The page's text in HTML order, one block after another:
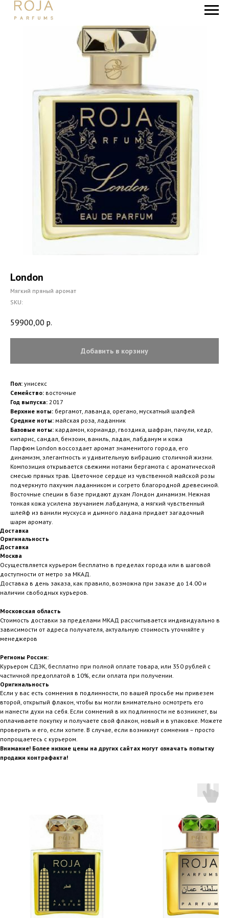
London
Мягкий пряный аромат
SKU:
59900,00 р.
Добавить в корзину
Пол: унисекс
Семейство: восточные
Год выпуска: 2017
Верхние ноты: бергамот, лаванда, орегано, мускатный шалфей
Средние ноты: майская роза, ладанник
Базовые ноты: кардамон, кориандр, гвоздика, шафран, пачули, кедр,
кипарис, сандал, бензоин, ваниль, ладан, лабданум и кожа
Парфюм London воссоздает аромат знаменитого города, его
динамизм, элегантность и удивительную вибрацию столичной жизни.
Композиция открывается свежими нотами бергамота с ароматической
смесью пряных трав. Цветочное сердце из чувственной майской розы
подчеркнуто пахучим ладанником и согрето благородной древесиной.
Восточные специи в базе придают духам Лондон динамизм. Нежная
тонкая кожа усилена звучанием лабданума, а мягкий чувственный
шлейф из ванили мускуса и дымного ладана придает загадочный
шарм аромату.
Доставка
Оригинальность
Доставка
Москва
Осуществляется курьером бесплатно в пределах города или в шаговой
доступности от метро за МКАД.
Доставка в день заказа, как правило, возможна при заказе до 14.00 и
наличии свободных курьеров.
Московская область
Стоимость доставки за пределами МКАД рассчитывается индивидуально в
зависимости от адреса получателя, актуальную стоимость уточняйте у
менеджеров
Регионы России:
Курьером СДЭК, бесплатно при полной оплате товара, или 350 рублей с
частичной предоплатой в 10%, если оплата при получении.
Оригинальность
Если у вас есть сомнения в подлинности, по вашей просьбе мы привезем
второй, открытый флакон, чтобы вы могли внимательно осмотреть его
и нанести духи на себя. Если сомнений в их подлинности не возникнет, вы
оплачиваете покупку и получаете свой флакон, новый и в упаковке. Можете
проверить и его, если хотите. В случае, если возникнут сомнения – просто
попрощаетесь с курьером.
Внимание! Более низкие цены на других сайтах могут означать попытку
продажи контрафакта!